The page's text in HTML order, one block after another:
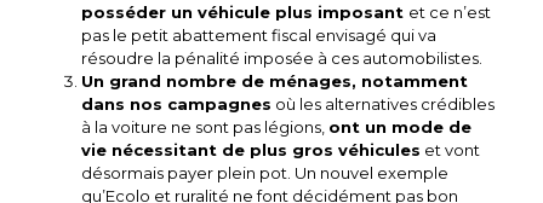
posséder un véhicule plus imposant et ce n’est
pas le petit abattement fiscal envisagé qui va
résoudre la pénalité imposée à ces automobilistes.
Un grand nombre de ménages, notamment
dans nos campagnes où les alternatives crédibles
à la voiture ne sont pas légions, ont un mode de
vie nécessitant de plus gros véhicules et vont
désormais payer plein pot. Un nouvel exemple
qu’Ecolo et ruralité ne font décidément pas bon